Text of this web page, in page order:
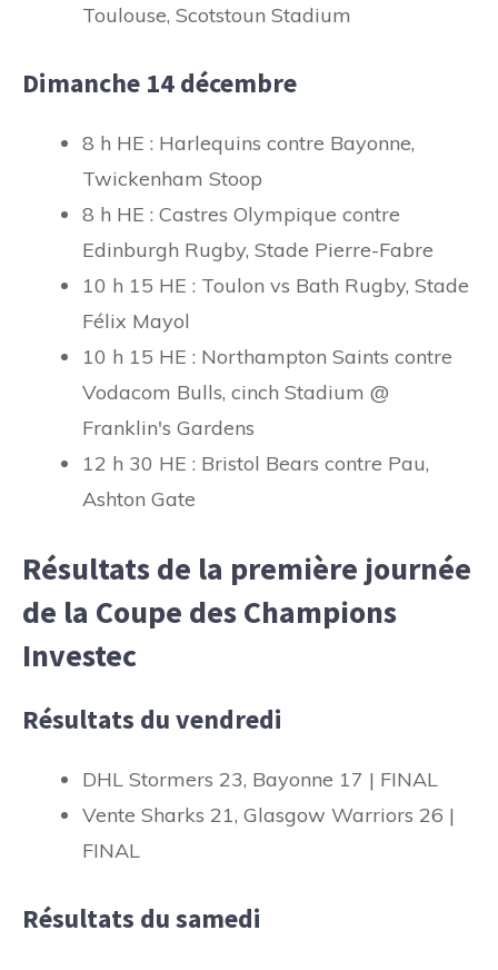
Toulouse, Scotstoun Stadium
Dimanche 14 décembre
8 h HE : Harlequins contre Bayonne,
Twickenham Stoop
8 h HE : Castres Olympique contre
Edinburgh Rugby, Stade Pierre-Fabre
10 h 15 HE : Toulon vs Bath Rugby, Stade
Félix Mayol
10 h 15 HE : Northampton Saints contre
Vodacom Bulls, cinch Stadium @
Franklin's Gardens
12 h 30 HE : Bristol Bears contre Pau,
Ashton Gate
Résultats de la première journée
de la Coupe des Champions
Investec
Résultats du vendredi
DHL Stormers 23, Bayonne 17 | FINAL
Vente Sharks 21, Glasgow Warriors 26 |
FINAL
Résultats du samedi